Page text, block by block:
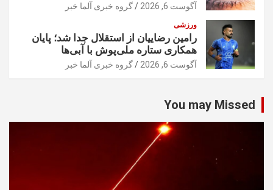
آگوست 6, 2026 گروه خبری آلما خبر
ورزشی
رامین رضاییان از استقلال جدا شد؛ پایان
همکاری ستاره ملی‌پوش با آبی‌ها
آگوست 6, 2026 گروه خبری آلما خبر
You may Missed